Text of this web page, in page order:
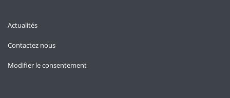
Actualités
Contactez nous
Modifier le consentement